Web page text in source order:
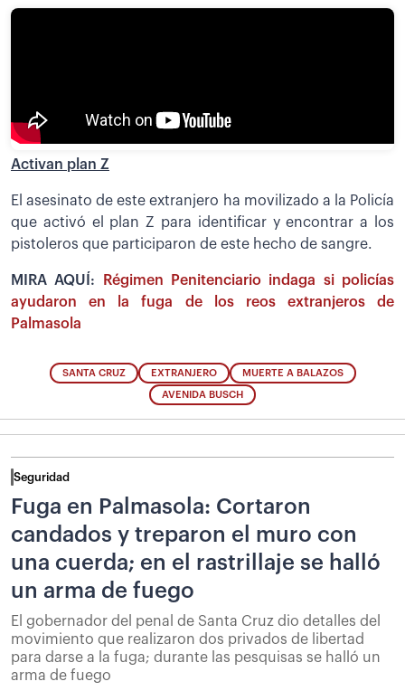
Activan plan Z
El asesinato de este extranjero ha movilizado a la Policía
que activó el plan Z para identificar y encontrar a los
pistoleros que participaron de este hecho de sangre.
MIRA AQUÍ:
Régimen Penitenciario indaga si policías
ayudaron en la fuga de los reos extranjeros de
Palmasola
SANTA CRUZ EXTRANJERO MUERTE A BALAZOS
AVENIDA BUSCH
Seguridad
Fuga en Palmasola: Cortaron
candados y treparon el muro con
una cuerda; en el rastrillaje se halló
un arma de fuego
El gobernador del penal de Santa Cruz dio detalles del
movimiento que realizaron dos privados de libertad
para darse a la fuga; durante las pesquisas se halló un
arma de fuego